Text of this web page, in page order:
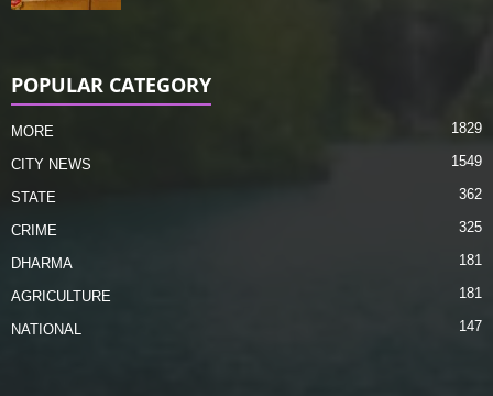
POPULAR CATEGORY
MORE 1829
CITY NEWS 1549
STATE 362
CRIME 325
DHARMA 181
AGRICULTURE 181
NATIONAL 147